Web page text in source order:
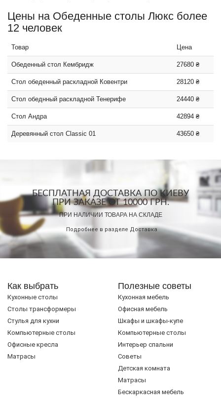
Цены на Обеденные столы Люкс более
12 человек
Товар Цена
Обеденный стол Кембридж 27680 ₴
Стол обеденный раскладной Ковентри 28120 ₴
Стол обеднный раскладной Тенерифе 24440 ₴
Стол Андра 42894 ₴
Деревянный стол Classic 01 43650 ₴
БЕСПЛАТНАЯ ДОСТАВКА ПО КИЕВУ
ПРИ ЗАКАЗЕ ОТ 10000 ГРН.
ПРИ НАЛИЧИИ ТОВАРА НА СКЛАДЕ
Подробнее в разделе Доставка
Как выбрать
Кухонные столы
Cтолы трансформеры
Стулья для кухни
Компьютерные столы
Офисные кресла
Матрасы
Полезные советы
Кухонная мебель
Офисная мебель
Шкафы и шкафы-купе
Компьютерные столы
Интерьер спальни
Советы
Детская комната
Матрасы
Бескаркасная мебель